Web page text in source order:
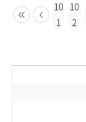
10
1
10
2